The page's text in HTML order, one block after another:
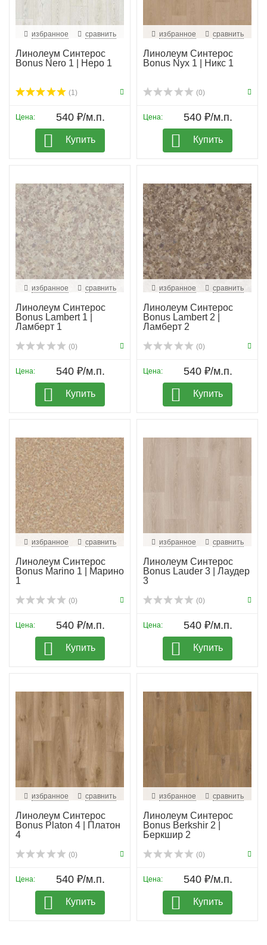
избранное сравнить
Линолеум Синтерос
Bonus Nero 1 | Неро 1
(1)
Цена: 540 ₽/м.п.
Купить
избранное сравнить
Линолеум Синтерос
Bonus Nyx 1 | Никс 1
(0)
Цена: 540 ₽/м.п.
Купить
избранное сравнить
Линолеум Синтерос
Bonus Lambert 1 |
Ламберт 1
(0)
Цена: 540 ₽/м.п.
Купить
избранное сравнить
Линолеум Синтерос
Bonus Lambert 2 |
Ламберт 2
(0)
Цена: 540 ₽/м.п.
Купить
избранное сравнить
Линолеум Синтерос
Bonus Marino 1 | Марино
1
(0)
Цена: 540 ₽/м.п.
Купить
избранное сравнить
Линолеум Синтерос
Bonus Lauder 3 | Лаудер
3
(0)
Цена: 540 ₽/м.п.
Купить
избранное сравнить
Линолеум Синтерос
Bonus Platon 4 | Платон
4
(0)
Цена: 540 ₽/м.п.
Купить
избранное сравнить
Линолеум Синтерос
Bonus Berkshir 2 |
Беркшир 2
(0)
Цена: 540 ₽/м.п.
Купить